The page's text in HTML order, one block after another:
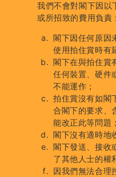
我們不會對閣下因以
或所招致的費用負責：
閣下因任何原因
使用拍住賞時有
閣下在與拍住賞
任何裝置、硬件
不能運作；
拍住賞沒有如閣
合閣下的要求、
能改正此等問題；
閣下沒有適時地
閣下發送、接收
了其他人士的權
因我們無法合理